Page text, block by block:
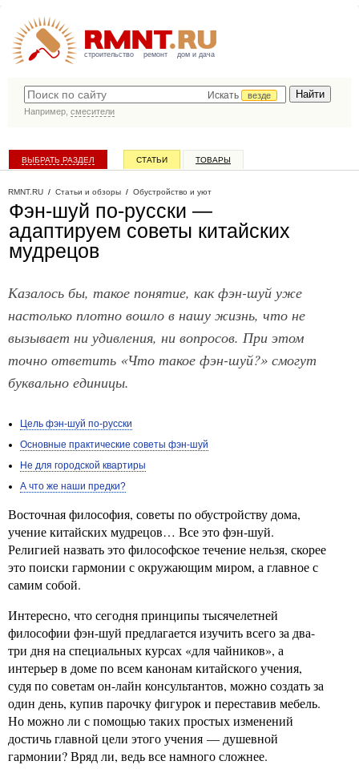
строительство ремонт дом и дача
Искать
везде
Например, смесители
ВЫБРАТЬ РАЗДЕЛ СТАТЬИ ТОВАРЫ
RMNT.RU / Статьи и обзоры / Обустройство и уют
Фэн-шуй по-русски —
адаптируем советы китайских
мудрецов
Казалось бы, такое понятие, как фэн-шуй уже
настолько плотно вошло в нашу жизнь, что не
вызывает ни удивления, ни вопросов. При этом
точно ответить «Что такое фэн-шуй?» смогут
буквально единицы.
Цель фэн-шуй по-русски
Основные практические советы фэн-шуй
Не для городской квартиры
А что же наши предки?
Восточная философия, советы по обустройству дома,
учение китайских мудрецов… Все это фэн-шуй.
Религией назвать это философское течение нельзя, скорее
это поиски гармонии с окружающим миром, а главное с
самим собой.
Интересно, что сегодня принципы тысячелетней
философии фэн-шуй предлагается изучить всего за два-
три дня на специальных курсах «для чайников», а
интерьер в доме по всем канонам китайского учения,
судя по советам он-лайн консультантов, можно создать за
один день, купив парочку фигурок и переставив мебель.
Но можно ли с помощью таких простых изменений
достичь главной цели этого учения — душевной
гармонии? Вряд ли, ведь все намного сложнее.